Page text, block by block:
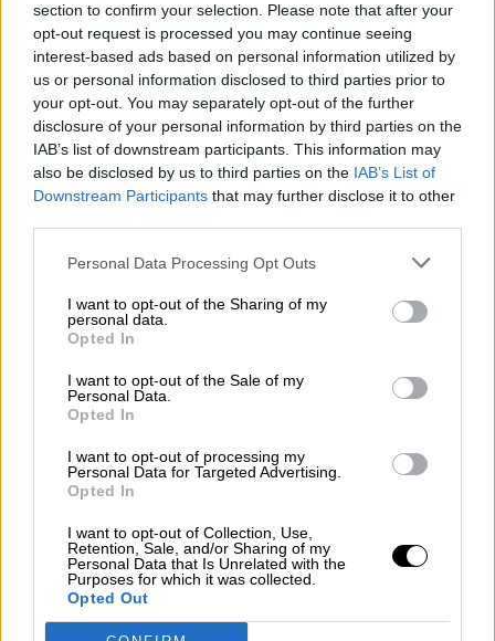
section to confirm your selection. Please note that after your
opt-out request is processed you may continue seeing
interest-based ads based on personal information utilized by
us or personal information disclosed to third parties prior to
your opt-out. You may separately opt-out of the further
disclosure of your personal information by third parties on the
IAB’s list of downstream participants. This information may
also be disclosed by us to third parties on the IAB’s List of
Downstream Participants that may further disclose it to other
Personal Data Processing Opt Outs
I want to opt-out of the Sharing of my
personal data.
Opted In
I want to opt-out of the Sale of my
Personal Data.
Opted In
I want to opt-out of processing my
Personal Data for Targeted Advertising.
Opted In
I want to opt-out of Collection, Use,
Retention, Sale, and/or Sharing of my
Personal Data that Is Unrelated with the
Purposes for which it was collected.
Opted Out
LEY DEL ABORTO:“La cambiaría entera, la
social que es la que se aprobó con Felipe
González y respetó Aznar que es una ley que
no había ninguna necesidad de cambiar, pero la
izquierda de este país en esa estrategia
divisiva, ya no podían legislar ya no podían
gestionar la economía, se dedicaron a dividir a
los españoles: memoria histórica, aborto,
eutanasia, lo que hace siempre la izquierda
radical”. “Nosotros lo que decimos es que
de la vida y lo decimos en un país con un
invierno demográfico que pone en riesgo el
sistema de pensiones el sistema de salud, de
prestaciones públicas".